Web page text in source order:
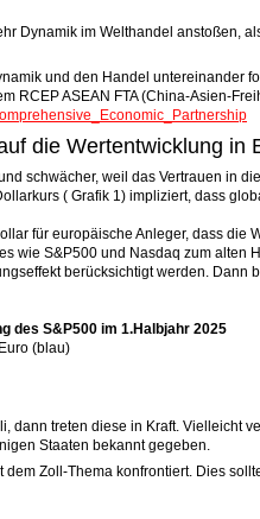
Dynamik im Welthandel anstoßen,
und den Handel untereinander
RCEP ASEAN FTA (China-Asien-
die Wertentwicklung in
schwächer, weil das Vertrauen in
( Grafik 1) impliziert, dass
für europäische Anleger, dass die
wie S&P500 und Nasdaq zum alten
berücksichtigt werden. Dann
des S&P500 im 1.Halbjahr 2025
(blau)
dann treten diese in Kraft. Vielleicht
Staaten bekannt gegeben.
Zoll-Thema konfrontiert. Dies